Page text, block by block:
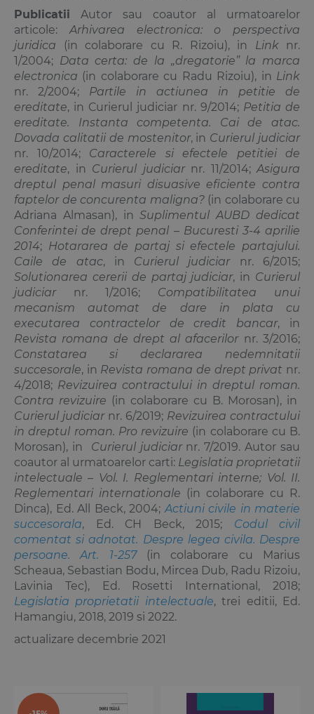
Publicatii Autor sau coautor al urmatoarelor
articole:Arhivarea electronica: o perspectiva
juridica (in colaborare cu R. Rizoiu), in Linknr.
1/2004; Data certa: de la „dregatorie” la marca
electronica (in colaborare cu Radu Rizoiu), in Link
nr. 2/2004; Partile in actiunea in petitie de
ereditate, in Curierul judiciar nr. 9/2014; Petitia de
ereditate. Instanta competenta. Cai de atac.
Dovada calitatii de mostenitor, in Curierul judiciar
nr. 10/2014;Caracterele si efectele petitiei de
ereditate, in Curierul judiciarnr. 11/2014;Asigura
dreptul penal masuri disuasive eficiente contra
faptelor de concurenta maligna?(in colaborare cu
Adriana Almasan), inSuplimentul AUBD dedicat
Conferintei de drept penal – Bucuresti 3-4 aprilie
2014; Hotararea de partaj si efectele partajului.
Caile de atac, in Curierul judiciarnr. 6/2015;
Solutionarea cererii de partaj judiciar, in Curierul
judiciarnr. 1/2016; Compatibilitatea unui
mecanism automat de dare in plata cu
executarea contractelor de credit bancar, in
Revista romana de drept al afacerilornr. 3/2016;
Constatarea si declararea nedemnitatii
succesorale, in Revista romana de drept privat nr.
4/2018; Revizuirea contractului in dreptul roman.
Contra revizuire (in colaborare cu B. Morosan), in
Curierul judiciarnr. 6/2019; Revizuirea contractului
in dreptul roman. Pro revizuire (in colaborare cu B.
Morosan), in Curierul judiciarnr. 7/2019. Autor sau
coautor al urmatoarelor carti: Legislatia proprietatii
intelectuale – Vol. I. Reglementari interne; Vol. II.
Reglementari internationale (in colaborare cu R.
Dinca), Ed. All Beck, 2004;Actiuni civile in materie
succesorala, Ed. CH Beck, 2015;
Codul civil
comentat si adnotat. Despre legea civila. Despre
persoane. Art. 1-257(in colaborare cu
Marius
Scheaua, Sebastian Bodu, Mircea Dub, Radu Rizoiu,
Lavinia Tec), Ed. Rosetti International, 2018;
Legislatia proprietatii intelectuale, trei editii, Ed.
Hamangiu, 2018, 2019 si 2022.
actualizare decembrie 2021